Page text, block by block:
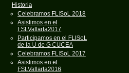
Historia
Celebramos FLISoL 2018
Asistimos en el
FSLVallarta2017
Participamos en el FLISoL
de la U de G CUCEA
Celebramos FLISoL 2017
Asistimos en el
FSLVallarta2016